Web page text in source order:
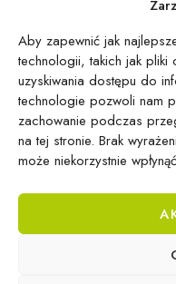
Aby zapewnić jak
technologii, takich jak
uzyskiwania dostępu do
technologie pozwoli nam
zachowanie podczas
na tej stronie. Brak
może niekorzystnie
Epicentrum Gdynia Wielki